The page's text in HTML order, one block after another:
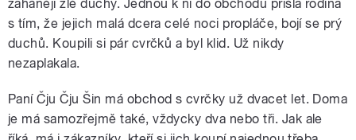
zahánějí zlé duchy. Jednou k ní do obchodu přišla rodina
s tím, že jejich malá dcera celé noci propláče, bojí se prý
duchů. Koupili si pár cvrčků a byl klid. Už nikdy
nezaplakala.
Paní Čju Čju Šin má obchod s cvrčky už dvacet let. Doma
je má samozřejmě také, vždycky dva nebo tři. Jak ale